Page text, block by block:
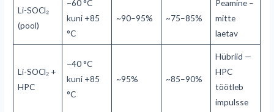
Li-SOCl₂
(pool)
−60 °C
kuni +85
°C
~90–95% ~75–85%
Peamine –
mitte
laetav
Li-SOCl₂ +
HPC
−40 °C
kuni +85
°C
~95% ~85–90%
Hübriid —
HPC
töötleb
impulsse